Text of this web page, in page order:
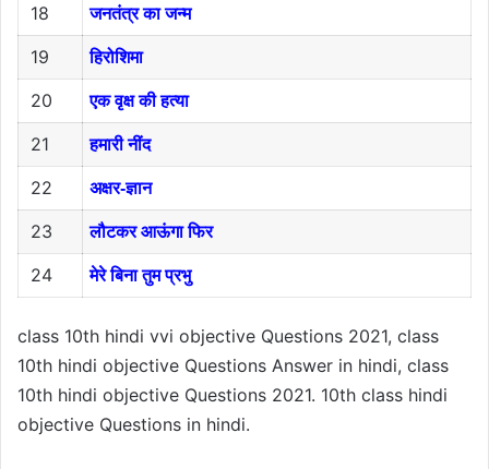
18 जनतंत्र का जन्म
19 हिरोशिमा
20 एक वृक्ष की हत्या
21 हमारी नींद
22 अक्षर-ज्ञान
23 लौटकर आऊंगा फिर
24 मेरे बिना तुम प्रभु
class 10th hindi vvi objective Questions 2021, class
10th hindi objective Questions Answer in hindi, class
10th hindi objective Questions 2021. 10th class hindi
objective Questions in hindi.